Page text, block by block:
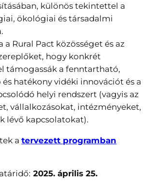
különös tekintettel a
ökológiai és társadalmi
a Rural Pact közösséget és az
hogy konkrét
támogassák a fenntartható,
hatékony vidéki innovációt és a
helyi rendszert (vagyis az
vállalkozásokat, intézményeket,
lévő kapcsolatokat).
a tervezett programban
2025. április 25.